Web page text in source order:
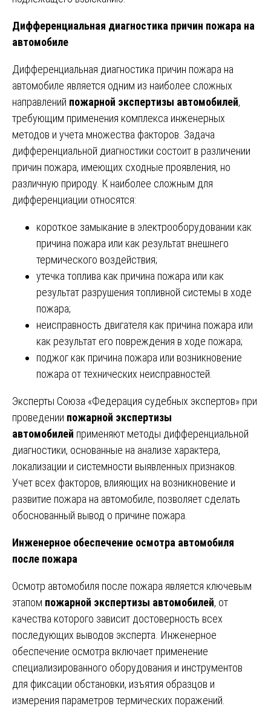
Дифференциальная диагностика причин пожара на
автомобиле
Дифференциальная диагностика причин пожара на
автомобиле является одним из наиболее сложных
направлений пожарной экспертизы автомобилей,
требующим применения комплекса инженерных
методов и учета множества факторов. Задача
дифференциальной диагностики состоит в различении
причин пожара, имеющих сходные проявления, но
различную природу. К наиболее сложным для
дифференциации относятся:
короткое замыкание в электрооборудовании как
причина пожара или как результат внешнего
термического воздействия;
утечка топлива как причина пожара или как
результат разрушения топливной системы в ходе
пожара;
неисправность двигателя как причина пожара или
как результат его повреждения в ходе пожара;
поджог как причина пожара или возникновение
пожара от технических неисправностей.
Эксперты Союза «Федерация судебных экспертов» при
проведении пожарной экспертизы
автомобилей применяют методы дифференциальной
диагностики, основанные на анализе характера,
локализации и системности выявленных признаков.
Учет всех факторов, влияющих на возникновение и
развитие пожара на автомобиле, позволяет сделать
обоснованный вывод о причине пожара.
Инженерное обеспечение осмотра автомобиля
после пожара
Осмотр автомобиля после пожара является ключевым
этапом пожарной экспертизы автомобилей, от
качества которого зависит достоверность всех
последующих выводов эксперта. Инженерное
обеспечение осмотра включает применение
специализированного оборудования и инструментов
для фиксации обстановки, изъятия образцов и
измерения параметров термических поражений.